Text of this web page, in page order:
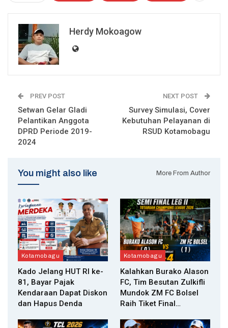
Herdy Mokoagow
PREV POST
Setwan Gelar Gladi
Pelantikan Anggota
DPRD Periode 2019-
2024
NEXT POST
Survey Simulasi, Cover
Kebutuhan Pelayanan di
RSUD Kotamobagu
You might also like More From Author
Kotamobagu
Kado Jelang HUT RI ke-
81, Bayar Pajak
Kendaraan Dapat Diskon
dan Hapus Denda
Kotamobagu
Kalahkan Burako Alason
FC, Tim Besutan Zulkifli
Mundok ZM FC Bolsel
Raih Tiket Final…